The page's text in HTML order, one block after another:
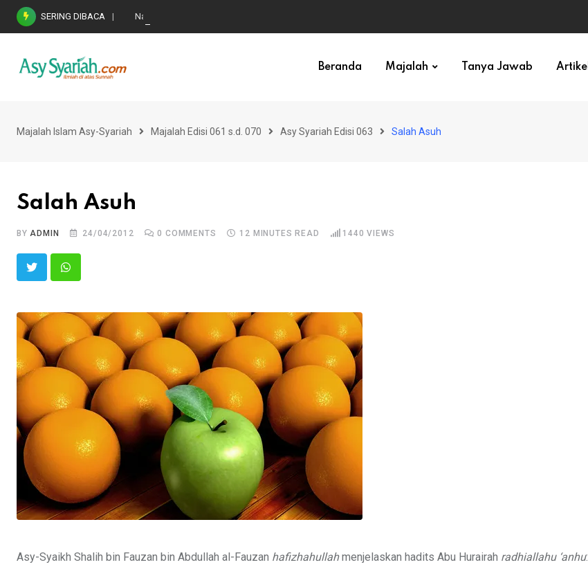
Skip
SERING DIBACA Nasihat Emas di Masa Fitnah (Ujian/Perselisihan)
Beranda Majalah Tanya Jawab Artikel
Majalah Islam Asy-Syariah Majalah Edisi 061 s.d. 070 Asy Syariah Edisi 063 Salah Asuh
Salah Asuh
BYADMIN 24/04/2012 0 COMMENTS 12 MINUTES READ 1440 VIEWS
Asy-Syaikh Shalih bin Fauzan bin Abdullah al-Fauzan hafizhahullahmenjelaskan hadits Abu Hurairah radhiallahu ‘anhu: